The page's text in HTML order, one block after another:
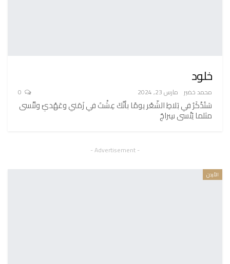
خلود
محمد خضير مارس 23, 2024
سَتُذْكَرُ في بَلاطِ الشّعْر يومًا بأنَّكَ عِشْتَ في زَمَني وعَهْديْ وتُنْسى
مثلما يُنْسى سِراجٌ
- Advertisement -
الأردن